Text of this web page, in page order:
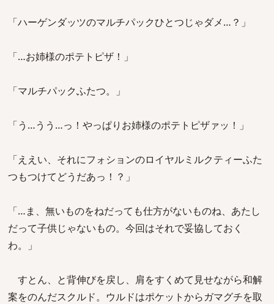
「ハーゲンダッツのマルチパックひとつじゃダメ…？」
「…お姉様のポテトピザ！」
「マルチパックふたつ。」
「う…うう…っ！やっぱりお姉様のポテトピザァッ！」
「ええい、それにフォションのロイヤルミルクティーふた
つもつけてどうだあっ！？」
「…ま、無いものをねだっても仕方がないものね、あたし
だって子供じゃないもの。今回はそれで妥協しておく
わ。」
すとん、と背伸びを戻し、肩をすくめて見せながら和解
案をのんだスクルド。ウルドはポケットからガマグチを取